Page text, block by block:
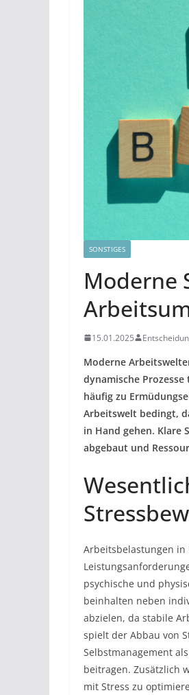
SONSTIGES
Moderne
15.01.2025
Moderne
dynamische
häufig zu
Arbeitswelt bedingt,
in Hand gehen. Klare
abgebaut und
Arbeitsbelastungen
psychische und
beinhalten neben
abzielen, da stabile
spielt der Abbau von
Selbstmanagement
beitragen. Zusätzlich
mit Stress zu